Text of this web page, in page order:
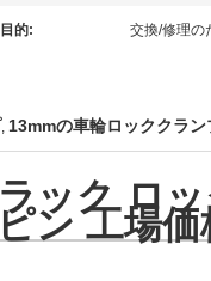
目的: 交換/修理の
, 13mmの車輪ロッククラン
ック ロ
ン 工場価